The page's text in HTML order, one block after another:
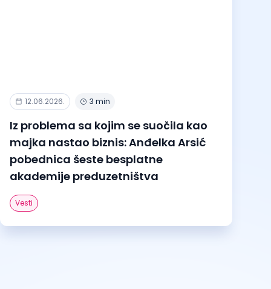
12.06.2026. 3 min
Iz problema sa kojim se suočila kao
majka nastao biznis: Anđelka Arsić
pobednica šeste besplatne
akademije preduzetništva
Vesti